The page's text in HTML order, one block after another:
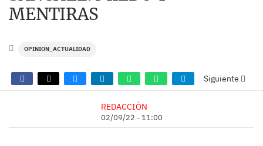
MENTIRAS
OPINION_ACTUALIDAD
Siguiente
REDACCIÓN
02/09/22 - 11:00